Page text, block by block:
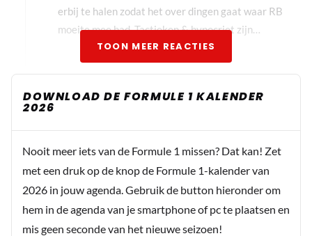
erbij te halen zodat het over dingen gaat waar RB
moeite mee had. Tactieken & hypocriet zijn…
20 november 2025 06:57
bang voor hem, maar ja ze willen echt wel naar hem
luisteren en doen wat hij vraagt. Dat komt Menneer
Brown omdat hij meestal wel weet waar hij het over heeft
en geen onzin uitkraamt. Neem daar nu eens een
voorbeeld aan meneer Brown.
TOON MEER REACTIES
DOWNLOAD DE FORMULE 1 KALENDER
2026
Nooit meer iets van de Formule 1 missen? Dat kan! Zet
met een druk op de knop de Formule 1-kalender van
2026 in jouw agenda. Gebruik de button hieronder om
hem in de agenda van je smartphone of pc te plaatsen en
mis geen seconde van het nieuwe seizoen!